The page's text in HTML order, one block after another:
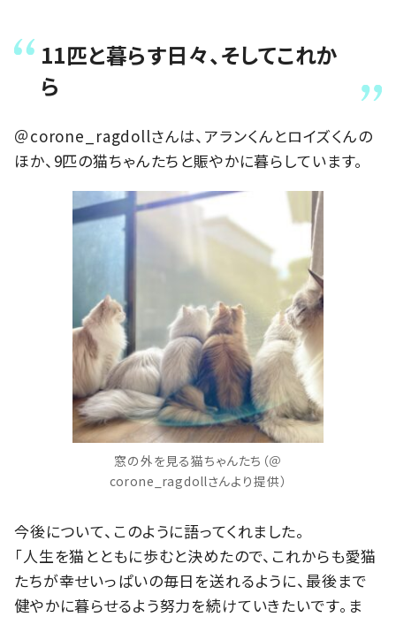
11匹と暮らす日々、そしてこれか
ら
＠corone_ragdollさんは、アランくんとロイズくんの
ほか、9匹の猫ちゃんたちと賑やかに暮らしています。
窓の外を見る猫ちゃんたち（＠
corone_ragdollさんより提供）
今後について、このように語ってくれました。
「人生を猫とともに歩むと決めたので、これからも愛猫
たちが幸せいっぱいの毎日を送れるように、最後まで
健やかに暮らせるよう努力を続けていきたいです。ま